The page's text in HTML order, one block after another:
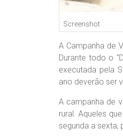
Screenshot
A Campanha de
Durante todo o
executada pela
ano deverão ser
A campanha de
rural. Aqueles
segunda a sexta,